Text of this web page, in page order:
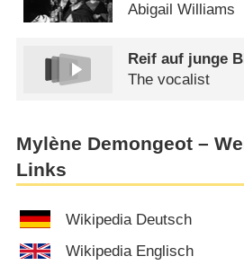
Abigail Williams
Reif auf junge
The vocalist
Mylène Demongeot –
Links
Wikipedia Deutsch
Wikipedia Englisch